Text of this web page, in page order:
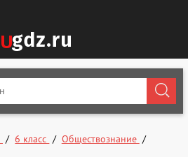
6 класс
Обществознание